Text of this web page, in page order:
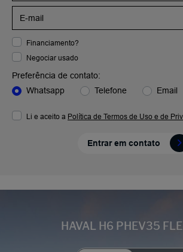
Financiamento?
Negociar usado
Preferência de contato:
Whatsapp
Telefone Email
Li e aceito a Política de Termos de Uso e de
Entrar em contato